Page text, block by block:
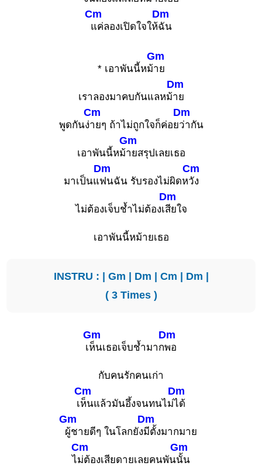
Cm
แค่ลองเปิดใจให้
Dm
ฉัน
* เอาพันนี้หม้
Gm
าย
เราลองมาคบกันแลหม้
Dm
าย
พูดกันง่
Cm
ายๆ ถ้าไม่ถูกใจก็ค่อย
Dm
ว่ากัน
เอาพันนี้หม้
Gm
ายสรุปเลยเธอ
มาเป็นแ
Dm
ฟนฉัน รับรองไม่ผิดห
Cm
วัง
ไม่ต้องเจ็บช้ำไม่ต้องเ
Dm
สียใจ
เอาพันนี้หม้ายเธอ
INSTRU : | Gm | Dm | Cm | Dm |
( 3 Times )
เ
Gm
ห็นเธอเจ็บช้ำมาก
Dm
พอ
กับคนรักคนเก่า
เ
Cm
ห็นแล้วมันอึ้งจนทนไม่
Dm
ได้
Gm
ผู้ชายดีๆ ในโลกยัง
Dm
มีตั้งมากมาย
ไ
Cm
ม่ต้องเสียดายเลยคนพัน
Gm
นั้น